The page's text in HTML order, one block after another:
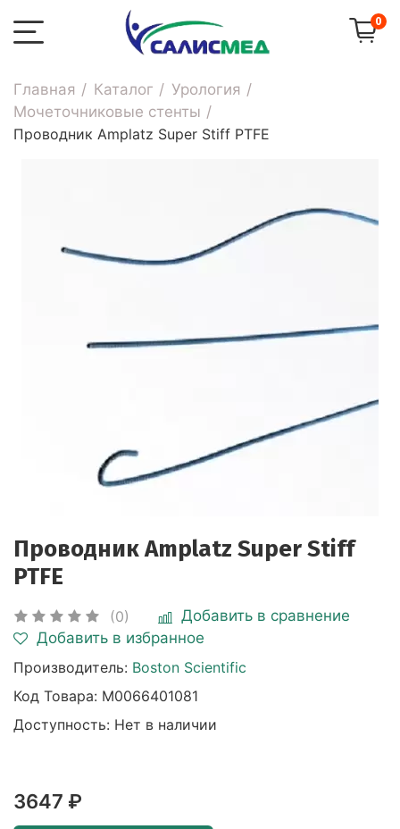
0
Главная Каталог
Урология
Мочеточниковые стенты
Проводник Amplatz Super Stiff PTFE
Проводник Amplatz Super Stiff
PTFE
(0)
Добавить в сравнение
Добавить в избранное
Производитель: Boston Scientific
Код Товара: M0066401081
Доступность: Нет в наличии
3647 ₽